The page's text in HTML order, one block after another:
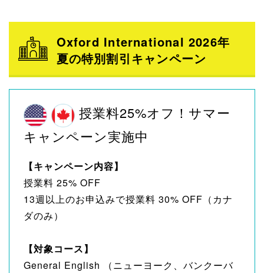
Oxford International 2026年
夏の特別割引キャンペーン
授業料25%オフ！サマー
キャンペーン実施中
【キャンペーン内容】
授業料 25% OFF
13週以上のお申込みで授業料 30% OFF（カナ
ダのみ）
【対象コース】
General English （ニューヨーク、バンクーバ